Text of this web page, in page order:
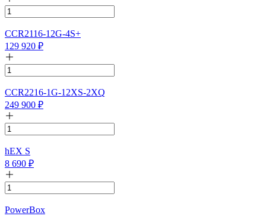
CCR2116-12G-4S+
129 920 ₽
CCR2216-1G-12XS-2XQ
249 900 ₽
hEX S
8 690 ₽
PowerBox